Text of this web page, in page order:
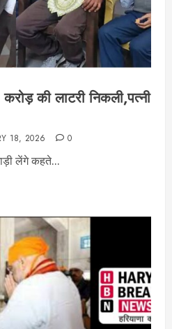
की लाटरी निकली,पत्नी
18, 2026 0
लेंगे कहते...